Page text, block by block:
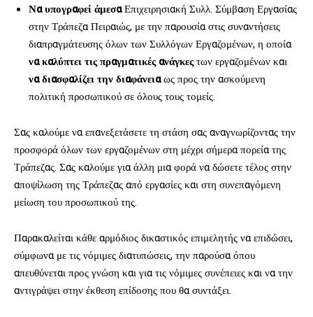
Να υπογραφεί άμεσαΕπιχειρησιακή Συλλ. Σύμβαση Εργασίας
στην Τράπεζα Πειραιώς, με την παρουσία στις συναντήσεις
διαπραγμάτευσης όλων των Συλλόγων Εργαζομένων, η οποία
να καλύπτει τις πραγματικές ανάγκεςτων εργαζομένων και
να διασφαλίζει την διαφάνειαως προς την ασκούμενη
πολιτική προσωπικού σε όλους τους τομείς.
Σας καλούμε να επανεξετάσετε τη στάση σας αναγνωρίζοντας την
προσφορά όλων των εργαζομένων στη μέχρι σήμερα πορεία της
Τράπεζας. Σας καλούμε για άλλη μια φορά να δώσετε τέλος στην
αποψίλωση της Τράπεζας από εργασίες και στη συνεπαγόμενη
μείωση του προσωπικού της.
Παρακαλείται κάθε αρμόδιος δικαστικός επιμελητής να επιδώσει,
σύμφωνα με τις νόμιμες διατυπώσεις, την παρούσα όπου
απευθύνεται προς γνώση και για τις νόμιμες συνέπειες και να την
αντιγράψει στην έκθεση επίδοσης που θα συντάξει.